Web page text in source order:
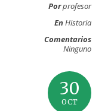
Porprofesor
EnHistoria
Comentarios
Ninguno
30
OCT